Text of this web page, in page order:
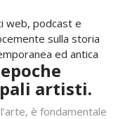
web, podcast e
sulla storia
ed antica
artisti.
è fondamentale